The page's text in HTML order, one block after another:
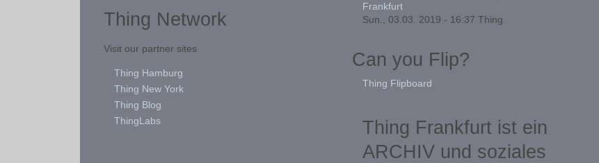
Thing Network
Visit our partner sites
Thing Hamburg
Thing New York
Thing Blog
ThingLabs
Frankfurt
Sun., 03.03. 2019 - 16:37 Thing
Can you Flip?
Thing Flipboard
Thing Frankfurt ist ein
ARCHIV und soziales